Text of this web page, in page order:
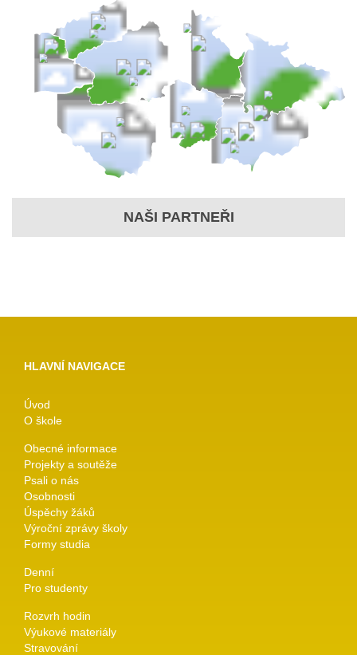
NAŠI PARTNEŘI
HLAVNÍ NAVIGACE
Úvod
O škole
Obecné informace
Projekty a soutěže
Psali o nás
Osobnosti
Úspěchy žáků
Výroční zprávy školy
Formy studia
Denní
Pro studenty
Rozvrh hodin
Výukové materiály
Stravování